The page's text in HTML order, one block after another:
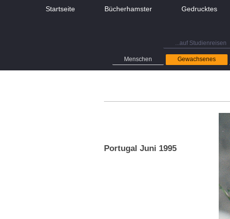
Startseite Bücherhamster Gedrucktes
...auf Studienreisen
Menschen Gewachsenes
Portugal Juni 1995